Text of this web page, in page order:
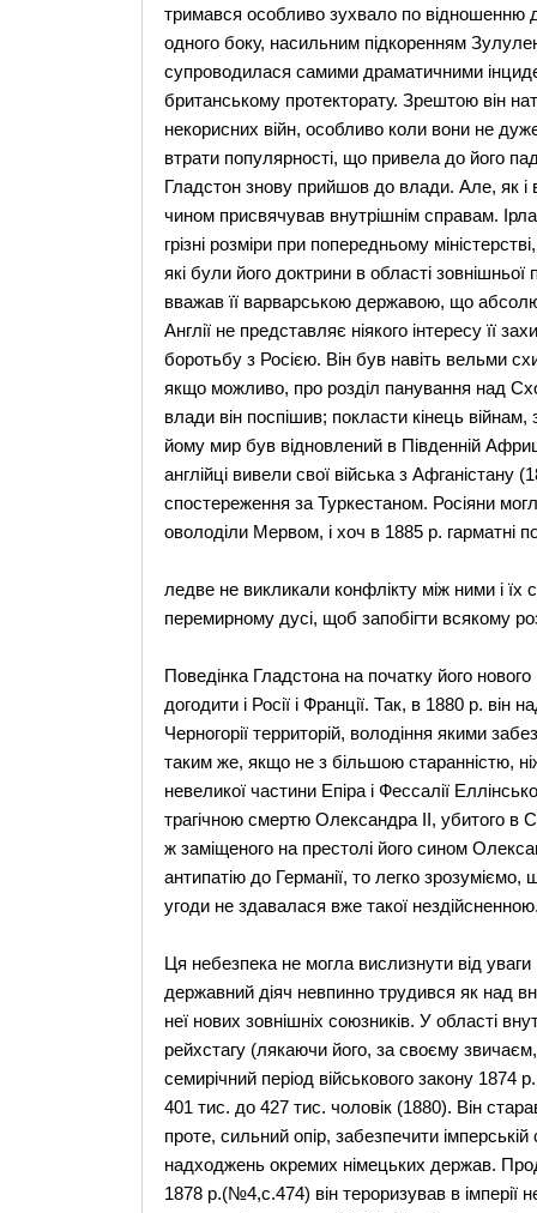
тримався особливо зухвало по відношенню
одного боку, насильним підкоренням
супроводилася самими драматичними
британському протекторату. Зрештою він
некорисних війн, особливо коли вони не
втрати популярності, що привела до його
Гладстон знову прийшов до влади. Але, як і
чином присвячував внутрішнім справам.
грізні розміри при попередньому
які були його доктрини в області
вважав її варварською державою, що
Англії не представляє ніякого інтересу її
боротьбу з Росією. Він був навіть вельми
якщо можливо, про розділ панування над
влади він поспішив; покласти кінець
йому мир був відновлений в Південній
англійці вивели свої війська з
спостереження за Туркестаном. Росіяни
оволоділи Мервом, і хоч в 1885 р. гарматні
ледве не викликали конфлікту між ними і їх
перемирному дусі, щоб запобігти всякому
Поведінка Гладстона на початку його
догодити і Росії і Франції. Так, в 1880 р. він
Черногорії территорій, володіння якими
таким же, якщо не з більшою старанністю,
невеликої частини Епіра і Фессалії
трагічною смертю Олександра II, убитого в
ж заміщеного на престолі його сином
антипатію до Германії, то легко
угоди не здавалася вже такої
Ця небезпека не могла вислизнути від
державний діяч невпинно трудився як над
неї нових зовнішніх союзників. У області
рейхстагу (лякаючи його, за своєму
семирічний період військового закону 1874
401 тис. до 427 тис. чоловік (1880). Він
проте, сильний опір, забезпечити
надходжень окремих німецьких держав.
1878 р.(№4,с.474) він тероризував в імперії